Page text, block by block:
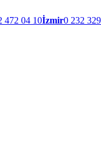
472 04 10İzmir0 232